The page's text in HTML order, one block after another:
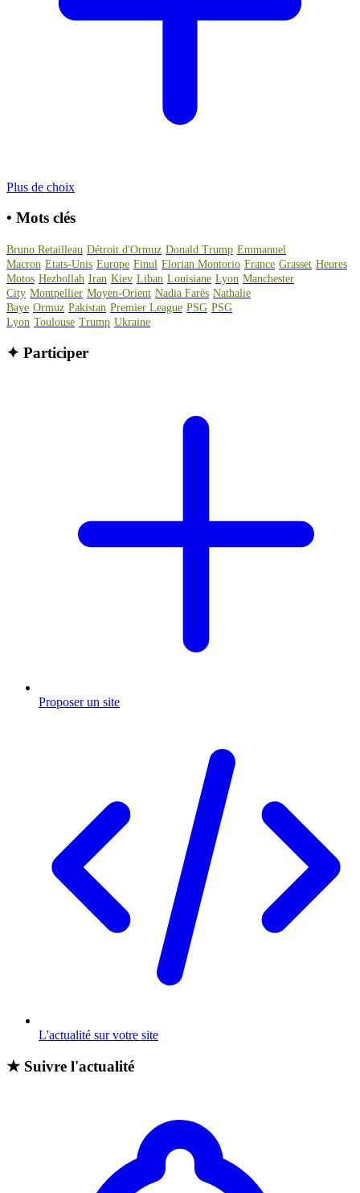
Plus de choix
• Mots clés
Bruno Retailleau Détroit d'Ormuz Donald Trump Emmanuel
Macron Etats-Unis Europe Finul Florian Montorio France Grasset Heures
Motos Hezbollah Iran Kiev Liban Louisiane Lyon Manchester
City Montpellier Moyen-Orient Nadia Farès Nathalie
Baye Ormuz Pakistan Premier League PSG PSG
Lyon Toulouse Trump Ukraine
✦ Participer
Proposer un site
L'actualité sur votre site
★ Suivre l'actualité